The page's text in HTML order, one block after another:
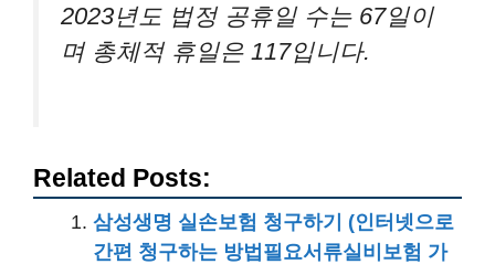
2023년도 법정 공휴일 수는 67일이
며 총체적 휴일은 117입니다.
Related Posts:
삼성생명 실손보험 청구하기 (인터넷으로
간편 청구하는 방법필요서류실비보험 가